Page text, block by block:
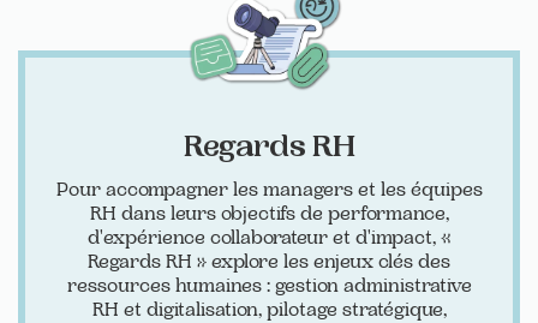
Regards RH
Pour accompagner les managers et les équipes
RH dans leurs objectifs de performance,
d'expérience collaborateur et d'impact, «
Regards RH » explore les enjeux clés des
ressources humaines : gestion administrative
RH et digitalisation, pilotage stratégique,